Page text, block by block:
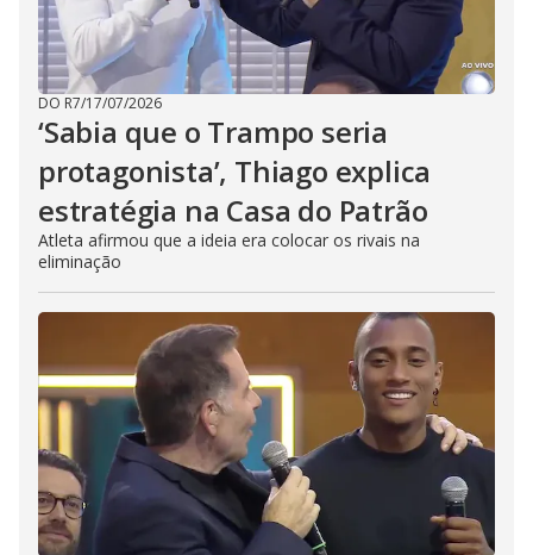
DO R7/17/07/2026
‘Sabia que o Trampo seria
protagonista’, Thiago explica
estratégia na Casa do Patrão
Atleta afirmou que a ideia era colocar os rivais na
eliminação